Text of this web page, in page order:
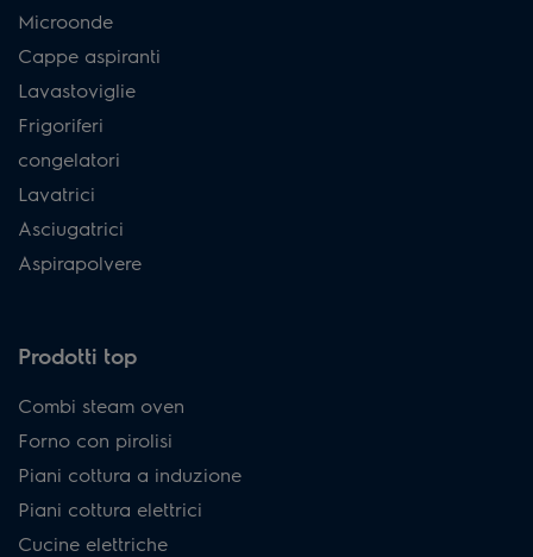
Microonde
Cappe aspiranti
Lavastoviglie
Frigoriferi
congelatori
Lavatrici
Asciugatrici
Aspirapolvere
Prodotti top
Combi steam oven
Forno con pirolisi
Piani cottura a induzione
Piani cottura elettrici
Cucine elettriche